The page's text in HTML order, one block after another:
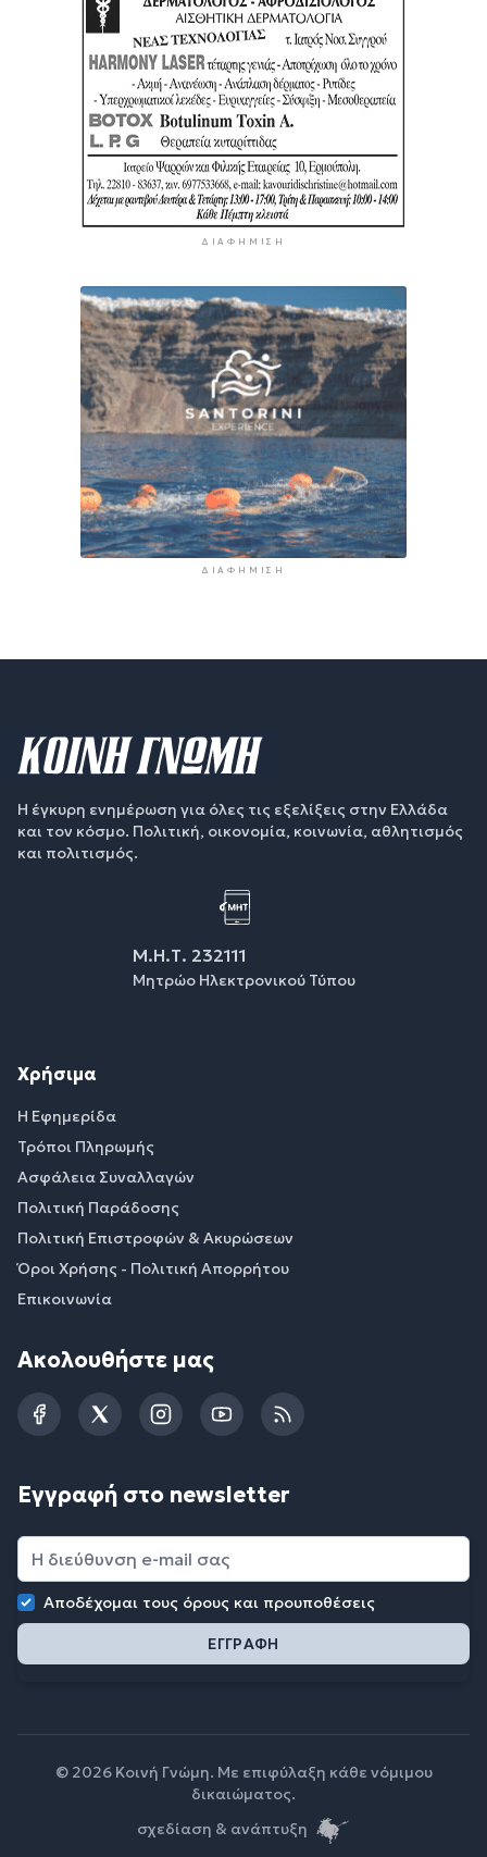
ΔΙΑΦΉΜΙΣΗ
ΔΙΑΦΉΜΙΣΗ
Η έγκυρη ενημέρωση για όλες τις εξελίξεις στην Ελλάδα
και τον κόσμο. Πολιτική, οικονομία, κοινωνία, αθλητισμός
και πολιτισμός.
Μ.Η.Τ. 232111
Μητρώο Ηλεκτρονικού Τύπου
Χρήσιμα
Η Εφημερίδα
Τρόποι Πληρωμής
Ασφάλεια Συναλλαγών
Πολιτική Παράδοσης
Πολιτική Επιστροφών & Ακυρώσεων
Όροι Χρήσης - Πολιτική Απορρήτου
Επικοινωνία
Ακολουθήστε μας
FacebookTwitterInstagramYouTubeRSS
Εγγραφή στο newsletter
Αποδέχομαι τους όρους και προυποθέσεις
© 2026 Κοινή Γνώμη. Με επιφύλαξη κάθε νόμιμου
δικαιώματος.
σχεδίαση & ανάπτυξη